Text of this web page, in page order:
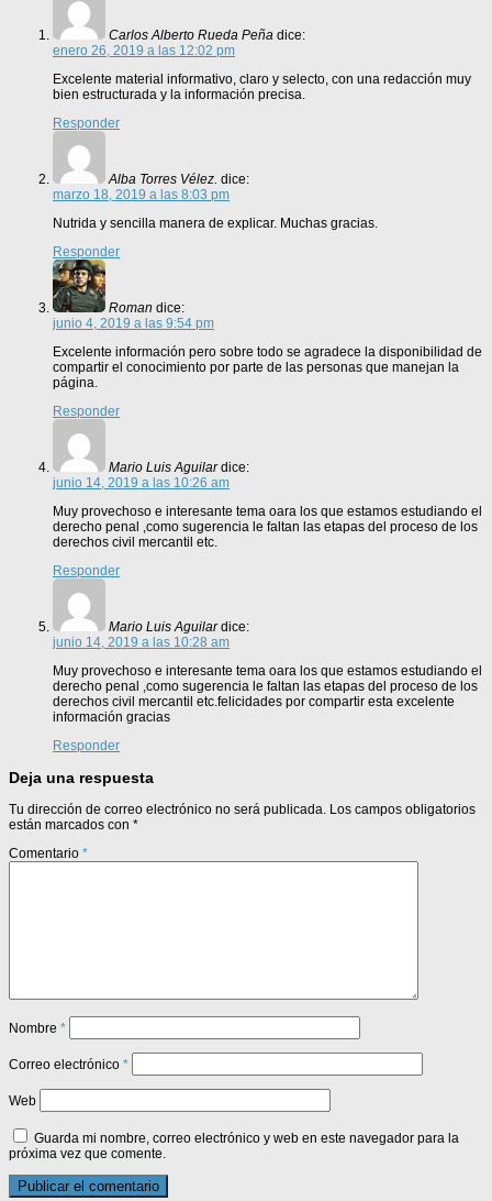
Carlos Alberto Rueda Peña dice:
enero 26, 2019 a las 12:02 pm
Excelente material informativo, claro y selecto, con una redacción muy
bien estructurada y la información precisa.
Responder
Alba Torres Vélez. dice:
marzo 18, 2019 a las 8:03 pm
Nutrida y sencilla manera de explicar. Muchas gracias.
Responder
Roman dice:
junio 4, 2019 a las 9:54 pm
Excelente información pero sobre todo se agradece la disponibilidad de
compartir el conocimiento por parte de las personas que manejan la
página.
Responder
Mario Luis Aguilar dice:
junio 14, 2019 a las 10:26 am
Muy provechoso e interesante tema oara los que estamos estudiando el
derecho penal ,como sugerencia le faltan las etapas del proceso de los
derechos civil mercantil etc.
Responder
Mario Luis Aguilar dice:
junio 14, 2019 a las 10:28 am
Muy provechoso e interesante tema oara los que estamos estudiando el
derecho penal ,como sugerencia le faltan las etapas del proceso de los
derechos civil mercantil etc.felicidades por compartir esta excelente
información gracias
Responder
Deja una respuesta
Tu dirección de correo electrónico no será publicada. Los campos obligatorios
están marcados con *
Comentario *
Nombre *
Correo electrónico *
Web
Guarda mi nombre, correo electrónico y web en este navegador para la
próxima vez que comente.